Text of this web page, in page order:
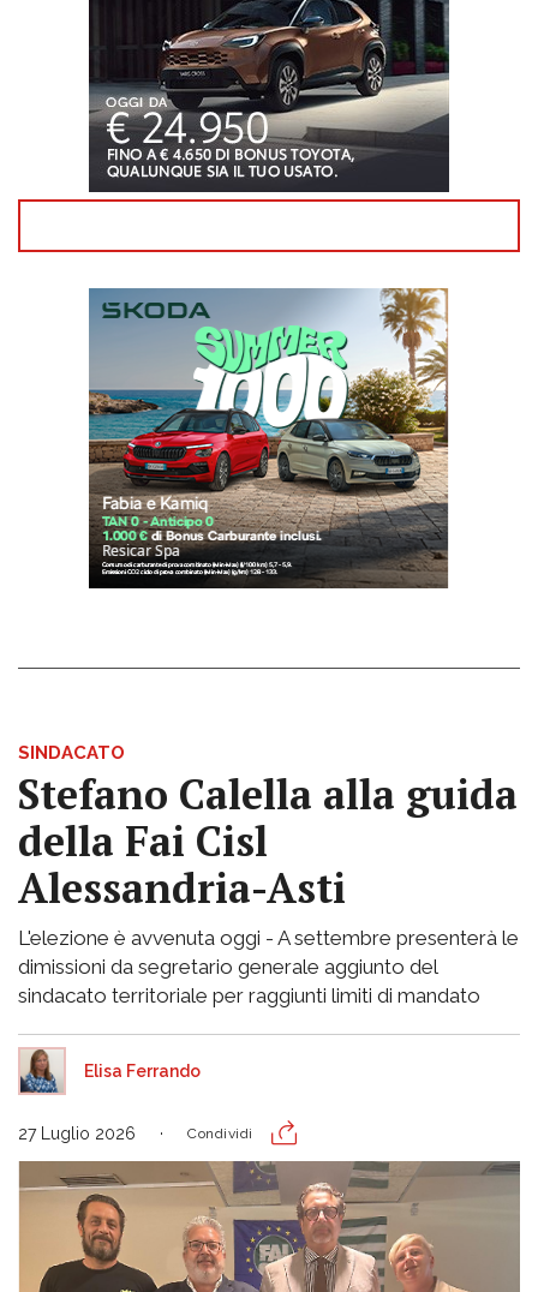
SINDACATO
Stefano Calella alla guida
della Fai Cisl
Alessandria-Asti
L'elezione è avvenuta oggi - A settembre presenterà le
dimissioni da segretario generale aggiunto del
sindacato territoriale per raggiunti limiti di mandato
Elisa Ferrando
27 Luglio 2026 Condividi